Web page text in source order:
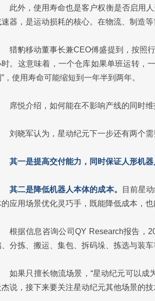
此外，使用寿命也是客户权衡是否启用
速器，是运动损耗的核心。在物流、制造
猎豹移动董事长兼CEO傅盛提到，按照
时。这意味着，一个仓库如果单班运转，
，使用寿命可能缩短到一年半到两年。
席悦介绍，如何能在不影响产线的同时
刘晓军认为，星动纪元下一步还有两个
其一是提高交付能力，同时保证人形机
其二是降低机器人本体的成本。
目前星
的应用场景优化灵巧手，既能降低成本，
根据信息咨询公司QY Research报告，
、分拣、搬运、集包、拆码垛、拣选与装
如果只擅长物流场景，“星动纪元可以成
杰说，接下来要关注星动纪元其他场景的